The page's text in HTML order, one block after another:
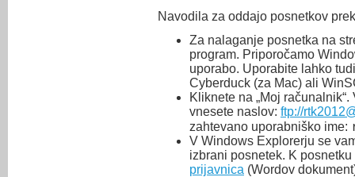
Navodila za oddajo posnetkov
Za nalaganje posnetka na
program. Priporočamo
uporabo. Uporabite lahko
Cyberduck (za Mac) ali
Kliknete na „Moj
vnesete naslov: ftp://
zahtevano uporabniško ime:
V Windows Explorerju se
izbrani posnetek. K
prijavnica (Wordov